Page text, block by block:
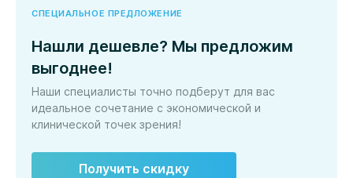
СПЕЦИАЛЬНОЕ ПРЕДЛОЖЕНИЕ
Нашли дешевле? Мы предложим
выгоднее!
Наши специалисты точно подберут для вас
идеальное сочетание с экономической и
клинической точек зрения!
Получить скидку